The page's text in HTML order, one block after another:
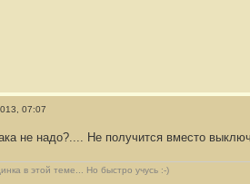
07:07
не надо?.... Не получится вместо
в этой теме... Но быстро учусь :-)